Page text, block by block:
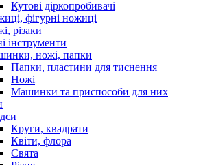
Кутові діркопробивачі
фігурні ножиці
різаки
інструменти
ножі, папки
Папки, пластини для тиснення
Ножі
Машинки та приспособи для них
Круги, квадрати
Квіти, флора
Свята